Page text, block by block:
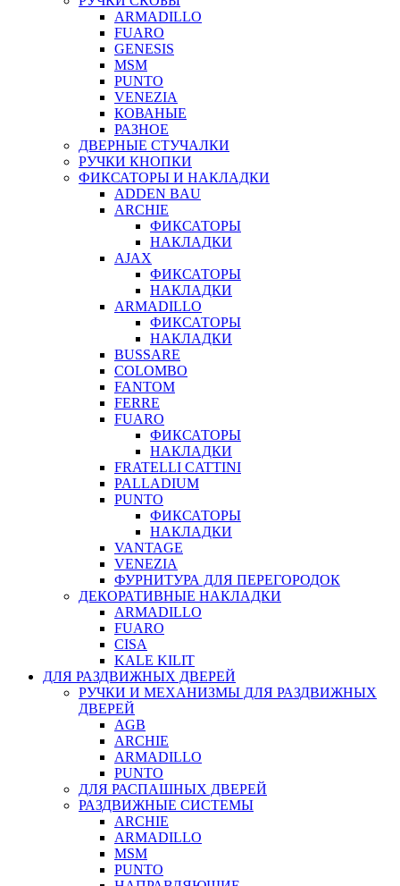
ARMADILLO
FUARO
GENESIS
MSM
PUNTO
VENEZIA
КОВАНЫЕ
РАЗНОЕ
ДВЕРНЫЕ СТУЧАЛКИ
РУЧКИ КНОПКИ
ФИКСАТОРЫ И НАКЛАДКИ
ADDEN BAU
ARCHIE
ФИКСАТОРЫ
НАКЛАДКИ
AJAX
ФИКСАТОРЫ
НАКЛАДКИ
ARMADILLO
ФИКСАТОРЫ
НАКЛАДКИ
BUSSARE
COLOMBO
FANTOM
FERRE
FUARO
ФИКСАТОРЫ
НАКЛАДКИ
FRATELLI CATTINI
PALLADIUM
PUNTO
ФИКСАТОРЫ
НАКЛАДКИ
VANTAGE
VENEZIA
ФУРНИТУРА ДЛЯ ПЕРЕГОРОДОК
ДЕКОРАТИВНЫЕ НАКЛАДКИ
ARMADILLO
FUARO
CISA
KALE KILIT
ДЛЯ РАЗДВИЖНЫХ ДВЕРЕЙ
РУЧКИ И МЕХАНИЗМЫ ДЛЯ РАЗДВИЖНЫХ
ДВЕРЕЙ
AGB
ARCHIE
ARMADILLO
PUNTO
ДЛЯ РАСПАШНЫХ ДВЕРЕЙ
РАЗДВИЖНЫЕ СИСТЕМЫ
ARCHIE
ARMADILLO
MSM
PUNTO